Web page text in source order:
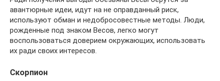
авантюрные идеи, идут на не оправданный риск,
используют обман и недобросовестные методы. Люди,
рожденные под знаком Весов, легко могут
воспользоваться доверием окружающих, использовать
их ради своих интересов.
Скорпион